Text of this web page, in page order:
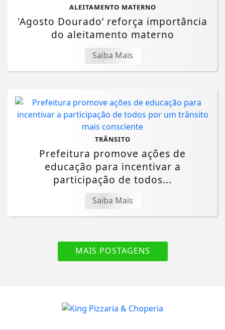
ALEITAMENTO MATERNO
'Agosto Dourado’ reforça importância
do aleitamento materno
Saiba Mais
TRÂNSITO
Prefeitura promove ações de
educação para incentivar a
participação de todos...
Saiba Mais
MAIS POSTAGENS